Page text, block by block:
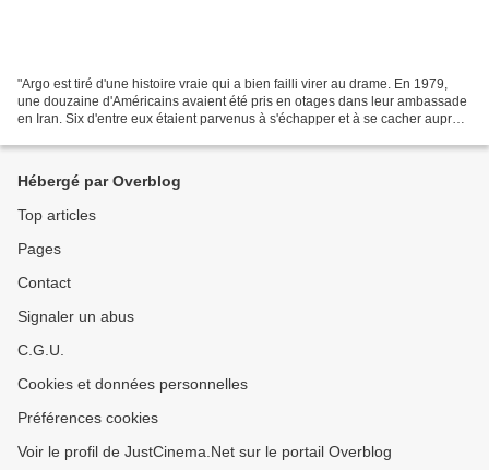
"Argo est tiré d'une histoire vraie qui a bien failli virer au drame. En 1979,
une douzaine d'Américains avaient été pris en otages dans leur ambassade
en Iran. Six d'entre eux étaient parvenus à s'échapper et à se cacher auprès
Hébergé par Overblog
Top articles
Pages
Contact
Signaler un abus
C.G.U.
Cookies et données personnelles
Préférences cookies
Voir le profil de JustCinema.Net sur le portail Overblog